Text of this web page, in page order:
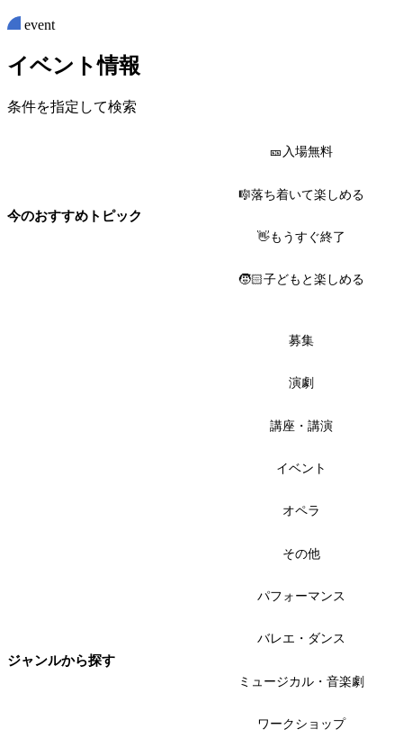
event
イベン ト情報
条件を指定して検索
今のおすすめトピック
🎫入場無料
🎼落ち着いて楽しめる
👋もうすぐ終了
🧒🏻子どもと楽しめる
ジャンルから探す
募集
演劇
講座・講演
イベント
オペラ
その他
パフォーマンス
バレエ・ダンス
ミュージカル・音楽劇
ワークショップ